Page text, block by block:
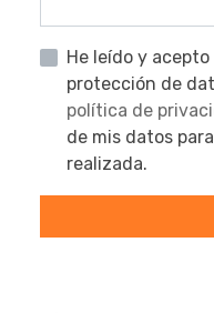
He leído y acepto la información básica sobre
política de
de mis datos
realizada.